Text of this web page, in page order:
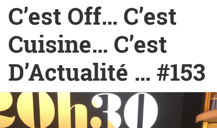
C’est Off… C’est
Cuisine… C’est
D’Actualité … #153